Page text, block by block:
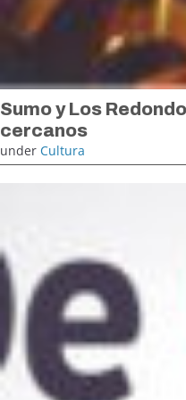
Sumo y Los
cercanos
under Cultura